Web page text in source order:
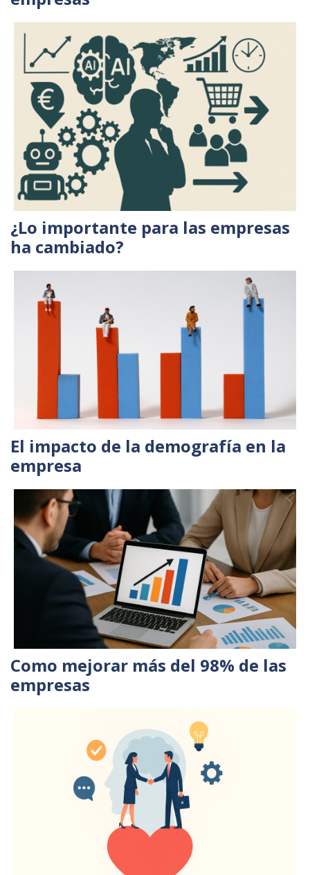
¿Lo importante para las empresas
ha cambiado?
El impacto de la demografía en la
empresa
Como mejorar más del 98% de las
empresas